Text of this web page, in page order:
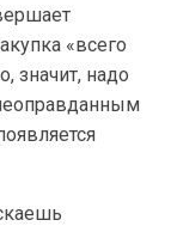
«всего
значит, надо